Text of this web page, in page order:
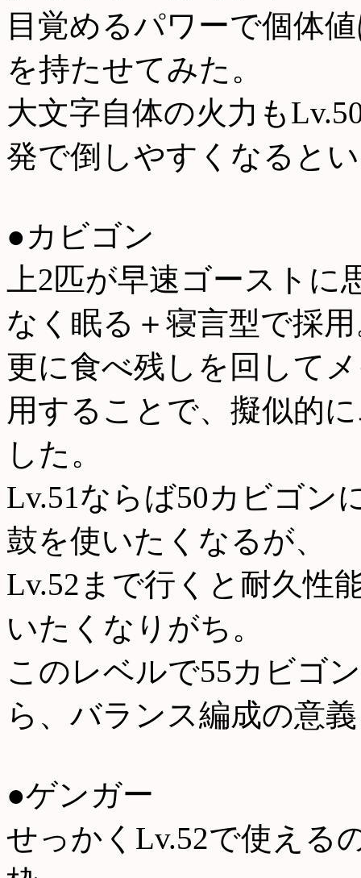
目覚めるパワーで個体
を持たせてみた。
大文字自体の火力も
発で倒しやすくなると
●カビゴン
上2匹が早速ゴースト
なく眠る＋寝言型で採
更に食べ残しを回して
用することで、擬似的
した。
Lv.51ならば50カビゴン
鼓を使いたくなるが、
Lv.52まで行くと耐久性
いたくなりがち。
このレベルで55カビゴ
ら、バランス編成の意
●ゲンガー
せっかくLv.52で使える